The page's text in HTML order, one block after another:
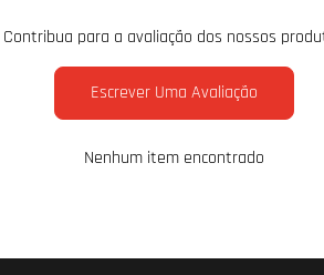
Contribua para a avaliação dos nossos
Escrever Uma Avaliação
Nenhum item encontrado